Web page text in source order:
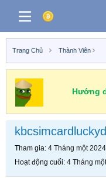
Trang Chủ Thành Viên
Hướng
Tham gia 4 Tháng một 2024
Hoạt động cuối 4 Tháng